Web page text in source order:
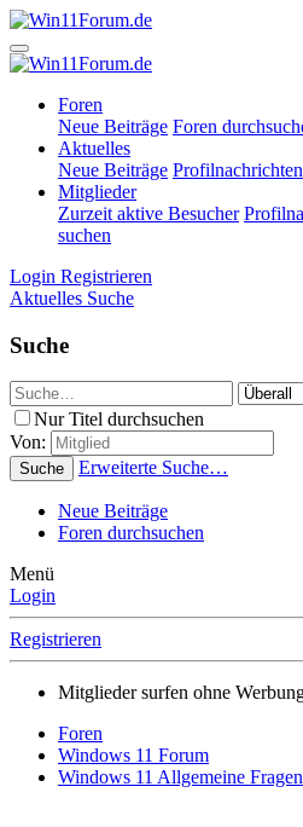
Foren
Neue Beiträge Foren
Aktuelles
Neue Beiträge Profilnachrichten
Mitglieder
Zurzeit aktive Besucher
suchen
Login Registrieren
Aktuelles Suche
Suche
Nur Titel durchsuchen
Von:
Suche Erweiterte Suche…
Neue Beiträge
Foren durchsuchen
Menü
Login
Registrieren
Mitglieder surfen ohne
Foren
Windows 11 Forum
Windows 11 Allgemeine Fragen